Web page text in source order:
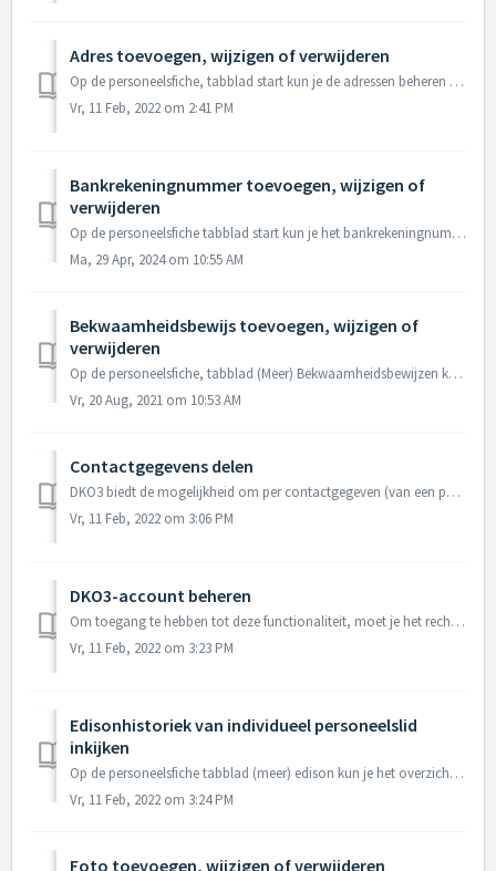
Adres toevoegen, wijzigen of verwijderen
Op de personeelsfiche, tabblad start kun je de adressen beheren van een personeelslid. Je kunt voor een personeelslid meerdere adressen ingeven. Voor elk a...
Vr, 11 Feb, 2022 om 2:41 PM
Bankrekeningnummer toevoegen, wijzigen of
verwijderen
Op de personeelsfiche tabblad start kun je het bankrekeningnummer beheren van een personeelslid. Bankrekeningnummer toevoegen Onder ‘Bank’ kan je een ...
Ma, 29 Apr, 2024 om 10:55 AM
Bekwaamheidsbewijs toevoegen, wijzigen of
verwijderen
Op de personeelsfiche, tabblad (Meer) Bekwaamheidsbewijzen kun je voor een personeelslid de (relevante) bekwaamheidsbewijzen bijhouden die deze persoon hee...
Vr, 20 Aug, 2021 om 10:53 AM
Contactgegevens delen
DKO3 biedt de mogelijkheid om per contactgegeven (van een personeelslid) aan te geven of dat gedeeld mag worden of niet. Met deze wens kun je dan rekenin...
Vr, 11 Feb, 2022 om 3:06 PM
DKO3-account beheren
Om toegang te hebben tot deze functionaliteit, moet je het recht DKO3-beheerder hebben. - Meer info in het artikel Rechten. In dit artikel staan de st...
Vr, 11 Feb, 2022 om 3:23 PM
Edisonhistoriek van individueel personeelslid
inkijken
Op de personeelsfiche tabblad (meer) edison kun je het overzicht vinden van alle RL's die verstuurd zijn (of klaarstaan) voor het geselecteerd personee...
Vr, 11 Feb, 2022 om 3:24 PM
Foto toevoegen, wijzigen of verwijderen